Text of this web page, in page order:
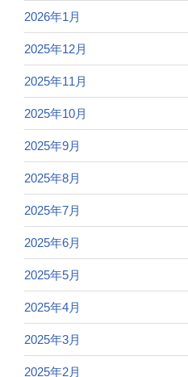
2026年1月
2025年12月
2025年11月
2025年10月
2025年9月
2025年8月
2025年7月
2025年6月
2025年5月
2025年4月
2025年3月
2025年2月